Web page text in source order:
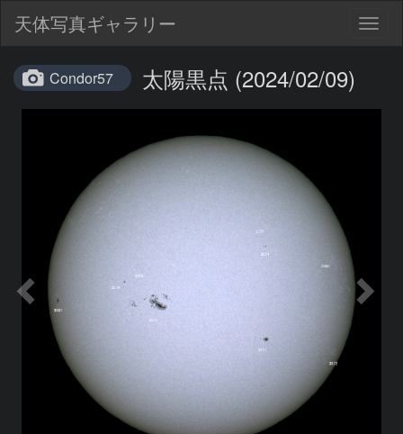
天体写真ギャラリー
Condor57 太陽黒点 (2024/02/09)